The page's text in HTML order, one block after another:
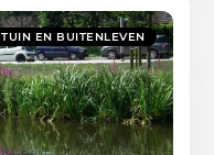
TUIN EN BUITENLEVEN